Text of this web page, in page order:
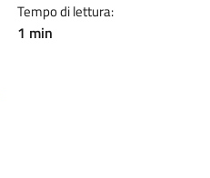
Tempo di lettura:
1 min